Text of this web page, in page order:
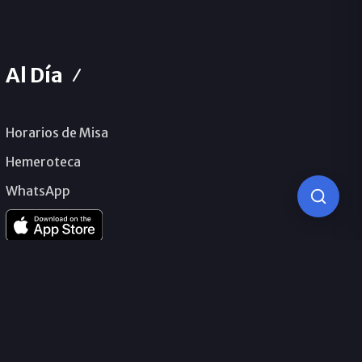
Al Día
Horarios de Misa
Hemeroteca
WhatsApp